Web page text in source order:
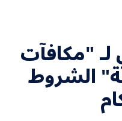
"مكافآت
الشروط